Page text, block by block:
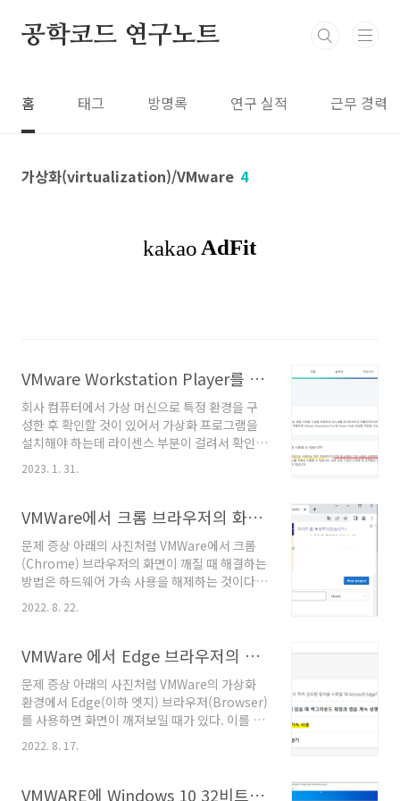
공학코드 연구노트
홈 태그 방명록 연구 실적 근무 경력
가상화(virtualization)/VMware 4
VMware Workstation Player를 회사에서 써도 될까?
회사 컴퓨터에서 가상 머신으로 특정 환경을 구
성한 후 확인할 것이 있어서 가상화 프로그램을
설치해야 하는데 라이센스 부분이 걸려서 확인을
해봤다. VMware Workstation Player는 비상
업적인 용도로 개인이 사용하는 경우에는 무료이
도로 간주하여 유료이다. 참고문서 "VMware
있습니까?", 자주 묻는 질문, VMware 홈페이지.
@원문보기
2023. 1. 31.
VMWare에서 크롬 브라우저의 화면이 깨질 때 해결하는 방법
문제 증상 아래의 사진처럼 VMWare에서 크롬
(Chrome) 브라우저의 화면이 깨질 때 해결하는
방법은 하드웨어 가속 사용을 해제하는 것이다.
해결 방법 아래의 주소로 이동하여 아래의 사진
처럼 '가능한 경우 하드웨어 가속 사용'을 비활성
chrome://settings/system
2022. 8. 22.
VMWare 에서 Edge 브라우저의 화면이 깨질 때 해결하는 방법
문제 증상 아래의 사진처럼 VMWare의 가상화
환경에서 Edge(이하 엣지) 브라우저(Browser)
를 사용하면 화면이 깨져보일 때가 있다. 이를 해
결하기 위한 가장 쉬운 방법은 하드웨어 가속을
해제하는 것이다. 하드웨어 가속 비활성화 방법
엣지 브라우저의 주소창에 입력한다.
2022. 8. 17.
VMWARE에 Windows 10 32비트를 설치해서 용량을 확인해보았다.